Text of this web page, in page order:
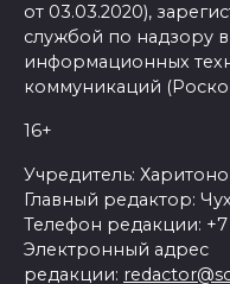
от 03.03.2020),
службой по надзору
информационных
коммуникаций
16+
Учредитель:
Главный редактор:
Телефон редакции:
Электронный адрес
редакции: